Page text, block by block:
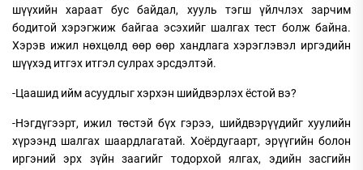
шүүхийн хараат бус байдал, хууль тэгш үйлчлэх зарчим
бодитой хэрэгжиж байгаа эсэхийг шалгах тест болж байна.
Хэрэв ижил нөхцөлд өөр өөр хандлага хэрэглэвэл иргэдийн
шүүхэд итгэх итгэл сулрах эрсдэлтэй.
-Цаашид ийм асуудлыг хэрхэн шийдвэрлэх ёстой вэ?
-Нэгдүгээрт, ижил төстэй бүх гэрээ, шийдвэрүүдийг хуулийн
хүрээнд шалгах шаардлагатай. Хоёрдугаарт, эрүүгийн болон
иргэний эрх зүйн заагийг тодорхой ялгах, эдийн засгийн